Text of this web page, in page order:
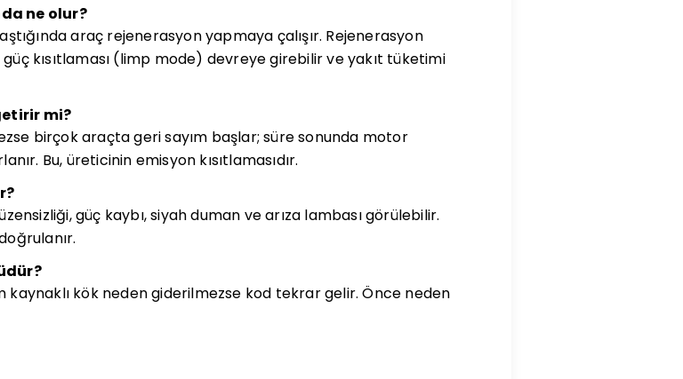
ne olur?
araç rejenerasyon yapmaya çalışır. Rejenerasyon
kısıtlaması (limp mode) devreye girebilir ve yakıt tüketimi
mi?
birçok araçta geri sayım başlar; süre sonunda motor
Bu, üreticinin emisyon kısıtlamasıdır.
güç kaybı, siyah duman ve arıza lambası görülebilir.
kaynaklı kök neden giderilmezse kod tekrar gelir. Önce neden